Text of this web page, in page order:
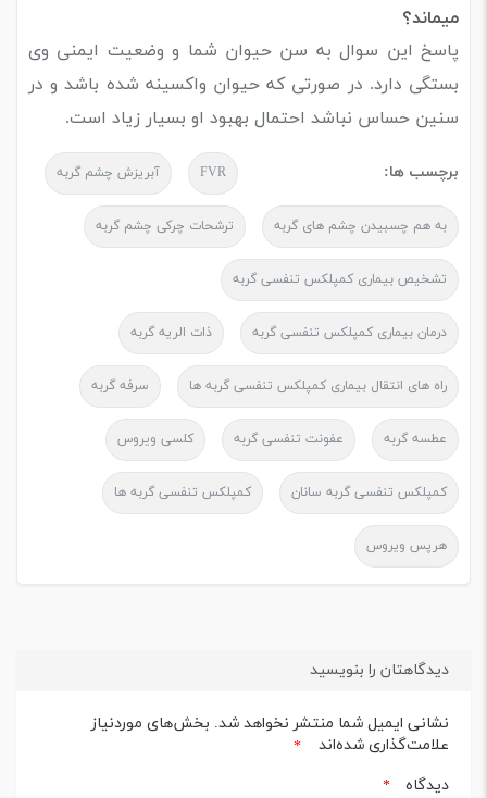
میماند؟
پاسخ این سوال به سن حیوان شما و وضعیت ایمنی وی
بستگی دارد. در صورتی که حیوان واکسینه شده باشد و در
سنین حساس نباشد احتمال بهبود او بسیار زیاد است.
برچسب ها: FVR آبریزش چشم گربه
به هم چسبیدن چشم های گربه ترشحات چرکی چشم گربه
تشخیص بیماری کمپلکس تنفسی گربه
درمان بیماری کمپلکس تنفسی گربه ذات الریه گربه
راه های انتقال بیماری کمپلکس تنفسی گربه ها سرفه گربه
عطسه گربه عفونت تنفسی گربه کلسی ویروس
کمپلکس تنفسی گربه سانان کمپلکس تنفسی گربه ها
هرپس ویروس
دیدگاهتان را بنویسید
نشانی ایمیل شما منتشر نخواهد شد. بخش‌های موردنیاز
علامت‌گذاری شده‌اند
*
دیدگاه
*